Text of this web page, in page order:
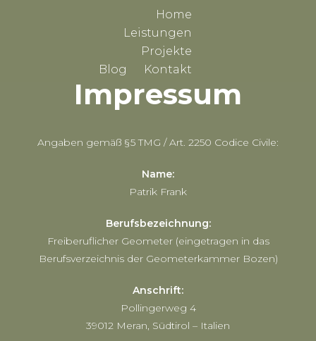
Home
Leistungen
Projekte
Blog
Kontakt
Impressum
Angaben gemäß § 5 TMG / Art. 2250 Codice Civile:
Name:
Patrik Frank
Berufsbezeichnung:
Freiberuflicher Geometer (eingetragen in das
Berufsverzeichnis der Geometerkammer Bozen)
Anschrift:
Pollingerweg 4
39012 Meran, Südtirol – Italien